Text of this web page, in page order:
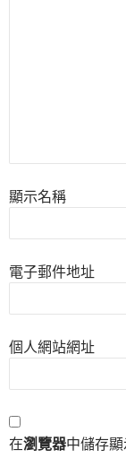
顯示名稱
電子郵件地址
個人網站網址
在瀏覽器中儲存